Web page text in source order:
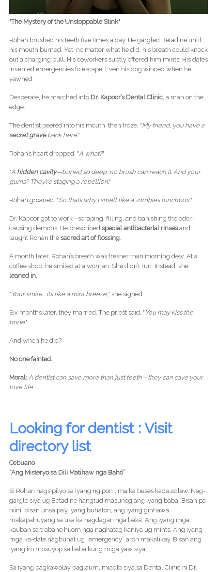
"The Mystery of the Unstoppable Stink"
Rohan brushed his teeth five times a day. He gargled Betadine until
his mouth burned. Yet, no matter what he did, his breath could knock
out a charging bull. His coworkers subtly offered him mints. His dates
invented emergencies to escape. Even his dog winced when he
yawned.
Desperate, he marched into Dr. Kapoor’s Dental Clinic, a man on the
edge.
The dentist peered into his mouth, then froze. "My friend, you have a
secret graveback here."
Rohan’s heart dropped. "A what?"
"A hidden cavity—buried so deep, no brush can reach it. And your
gums? They’re staging a rebellion."
Rohan groaned. "So that’s why I smell like a zombie’s lunchbox."
Dr. Kapoor got to work—scraping, filling, and banishing the odor-
causing demons. He prescribed special antibacterial rinsesand
taught Rohan the sacred art of flossing.
A month later, Rohan’s breath was fresher than morning dew. At a
coffee shop, he smiled at a woman. She didn’t run. Instead, she
leaned in.
" Your smile… it’s like a mint breeze," she sighed.
Six months later, they married. The priest said, " You may kiss the
bride."
And when he did?
No one fainted.
Moral: A dentist can save more than just teeth—they can save your
love life
Looking for dentist : Visit
directory list
Cebuano
“Ang Misteryo sa Dili Matihaw nga Bahô”
Si Rohan nagsipilyo sa iyang ngipon lima ka beses kada adlaw. Nag-
gargle siya ug Betadine hangtud masunog ang iyang baba. Bisan pa
niini, bisan unsa pa’y iyang buhaton, ang iyang ginhawa
makapahuyang sa usa ka nagdagan nga baka. Ang iyang mga
kauban sa trabaho hilom nga naghatag kaniya ug mints. Ang iyang
mga ka-date nagbuhat ug “emergency” aron makalikay. Bisan ang
iyang iro mosuyop sa baba kung miga yaw siya.
Sa iyang pagkawalay paglaum, miadto siya sa Dental Clinic ni Dr.